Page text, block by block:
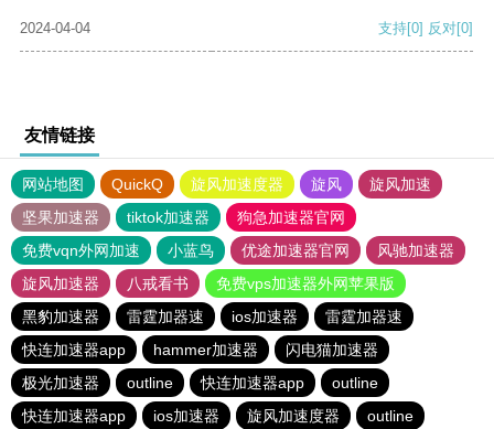
2024-04-04 支持[0] 反对[0]
友情链接
网站地图 QuickQ 旋风加速度器 旋风
旋风加速
坚果加速器
tiktok加速器
狗急加速器官网
免费vqn外网加速
小蓝鸟 优途加速器官网
风驰加速器
旋风加速器
八戒看书
免费vps加速器外网苹果版
黑豹加速器
雷霆加器速 ios加速器
雷霆加器速
快连加速器app
hammer加速器
闪电猫加速器
极光加速器
outline 快连加速器app
outline
快连加速器app
ios加速器 旋风加速度器 outline